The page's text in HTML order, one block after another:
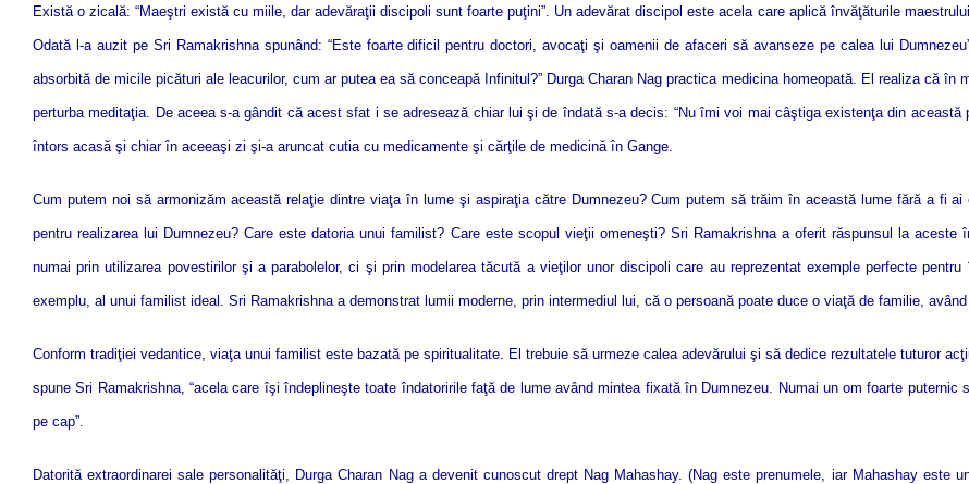
Există o zicală: “Maeştri există cu miile, dar adevăraţii discipoli sunt foarte puţini”. Un adevărat discipol este acela care aplică învăţăturile
Odată l-a auzit pe Sri Ramakrishna spunând: “Este foarte dificil pentru doctori, avocaţi şi oamenii de afaceri să avanseze pe calea lui
absorbită de micile picături ale leacurilor, cum ar putea ea să conceapă Infinitul?” Durga Charan Nag practica medicina homeopată. El realiza că
perturba meditaţia. De aceea s-a gândit că acest sfat i se adresează chiar lui şi de îndată s-a decis: “Nu îmi voi mai câştiga existenţa din
întors acasă şi chiar în aceeaşi zi şi-a aruncat cutia cu medicamente şi cărţile de medicină în Gange.
Cum putem noi să armonizăm această relaţie dintre viaţa în lume şi aspiraţia către Dumnezeu? Cum putem să trăim în această lume fără a fi
pentru realizarea lui Dumnezeu? Care este datoria unui familist? Care este scopul vieţii omeneşti? Sri Ramakrishna a oferit răspunsul la
numai prin utilizarea povestirilor şi a parabolelor, ci şi prin modelarea tăcută a vieţilor unor discipoli care au reprezentat exemple perfecte
exemplu, al unui familist ideal. Sri Ramakrishna a demonstrat lumii moderne, prin intermediul lui, că o persoană poate duce o viaţă de familie,
Conform tradiţiei vedantice, viaţa unui familist este bazată pe spiritualitate. El trebuie să urmeze calea adevărului şi să dedice rezultatele tuturor
spune Sri Ramakrishna, “acela care îşi îndeplineşte toate îndatoririle faţă de lume având mintea fixată în Dumnezeu. Numai un om foarte
pe cap”.
Datorită extraordinarei sale personalităţi, Durga Charan Nag a devenit cunoscut drept Nag Mahashay. (Nag este prenumele, iar Mahashay